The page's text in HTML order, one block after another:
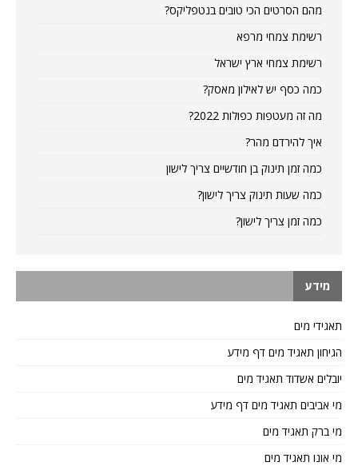
מהם הסרטים הכי טובים בנטפליקס?
רשימת צמחי מרפא
רשימת צמחי ארץ ישראל
כמה כסף יש לאילון מאסק?
מה זה מעטפות כפולות 2022?
איך להירדם מהר?
כמה זמן תינוק בן חודשיים צריך לישון
כמה שעות תינוק צריך לישון?
כמה זמן צריך לישון?
מידע
תאגידי מים
הגיחון תאגיד מים דף מידע
יובלים אשדוד תאגיד מים
מי אביבים תאגיד מים דף מידע
מי ברק תאגיד מים
מי אונו תאגיד מים